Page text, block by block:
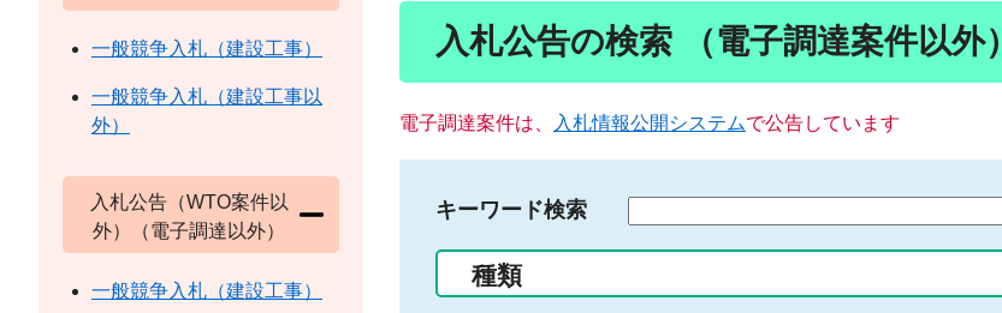
入札公告の検索 （電子調達案件以外）
電子調達案件は、 入札情報公開システムで公告しています
キーワード検索
る
種類
一般競争入札（建設工事）
一般競争入札（建設工事以
外）
入札公告（WTO案件以
外）（電子調達以外）
一般競争入札（建設工事）